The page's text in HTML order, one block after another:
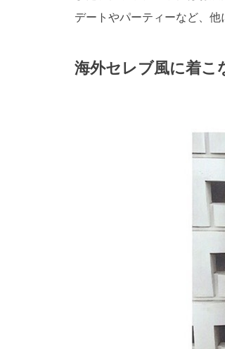
デートやパーティーなど、他
海外セレブ風に着こ